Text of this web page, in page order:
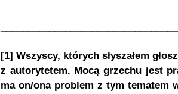
[1] Wszyscy, których słyszałem
z autorytetem. Mocą grzechu jest
ma on/ona problem z tym tematem